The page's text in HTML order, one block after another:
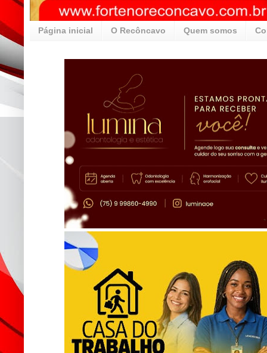
Página inicial O Recôncavo Quem somos